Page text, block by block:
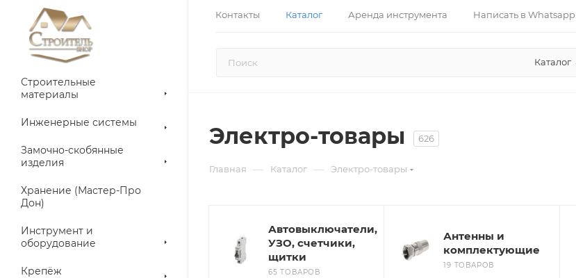
Контакты Каталог Аренда инструмента Написать в Whatsapp
Каталог
Строительные
материалы
Инженерные системы
Замочно-скобянные
изделия
Хранение (Мастер-Про
Дон)
Инструмент и
оборудование
Крепёж
Электро-товары 626
Главная — Каталог — Электро-товары
Автовыключатели,
УЗО, счетчики,
щитки
65 ТОВАРОВ
Антенны и
комплектующие
19 ТОВАРОВ